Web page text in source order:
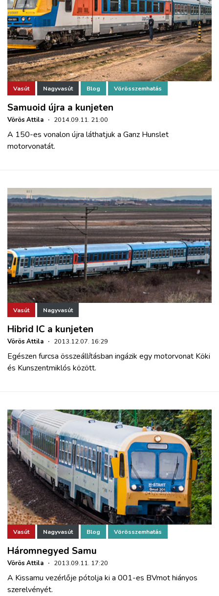
Vasút Nagyvasút Blog Vörösszemhatás
Samuoid újra a kunjeten
Vörös Attila · 2014.09.11. 21:00
A 150-es vonalon újra láthatjuk a Ganz Hunslet
motorvonatát.
Vasút Nagyvasút
Hibrid IC a kunjeten
Vörös Attila · 2013.12.07. 16:29
Egészen furcsa összeállításban ingázik egy motorvonat Köki
és Kunszentmiklós között.
Vasút Nagyvasút Blog Vörösszemhatás
Háromnegyed Samu
Vörös Attila · 2013.09.11. 17:20
A Kissamu vezérlője pótolja ki a 001-es BVmot hiányos
szerelvényét.